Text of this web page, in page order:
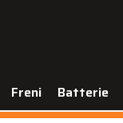
Freni Batterie